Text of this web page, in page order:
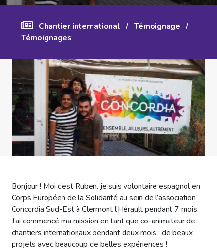
Chantier international / Témoignage /
Témoignages
Bonjour ! Moi c’est Ruben, je suis volontaire espagnol en
Corps Européen de la Solidarité au sein de l’association
Concordia Sud-Est à Clermont l’Hérault pendant 7 mois.
J’ai commencé ma mission en tant que co-animateur de
chantiers internationaux pendant deux mois : de beaux
projets avec beaucoup de belles expériences !